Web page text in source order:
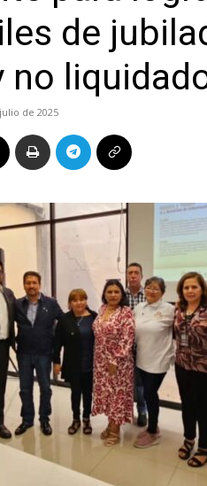
de
no
de 2025